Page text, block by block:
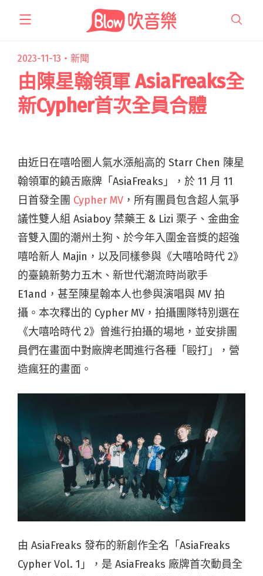
2023-11-13・ 新聞
由陳星翰領軍 AsiaFreaks全
新Cypher首次全員合體
由近日在嘻哈圈人氣水漲船高的 Starr Chen 陳星
翰領軍的饒舌廠牌「AsiaFreaks」，於 11 月 11
日首發全團 Cypher MV ，所有團員包含超人氣爭
議性雙人組 Asiaboy 禁藥王 & Lizi 栗子、金曲金
音雙入圍的潮州土狗、 於今年入圍金音獎的超強
嘻哈新人 Majin，以及同樣參與《大嘻哈時代 2》
的臺饒新勢力五木、 新世代潮流時尚歌手
E1and，甚至陳星翰本人也參與演唱與 MV 拍
攝。本次釋出的 Cypher MV，拍攝團隊特別選在
《大嘻哈時代 2》曾進行拍攝的場地， 並安排團
員們在畫面中對廠牌老闆進行各種「毆打」， 營
造瘋狂的畫面。
由 AsiaFreaks 發布的新創作全名「 AsiaFreaks
Cypher Vol. 1」，是 AsiaFreaks 廠牌首次動員全